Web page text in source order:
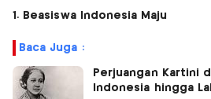
1. Beasiswa Indonesia Maju
Baca Juga :
Perjuangan Kartini
Indonesia hingga